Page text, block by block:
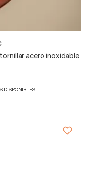
acero inoxidable
DISPONIBLES